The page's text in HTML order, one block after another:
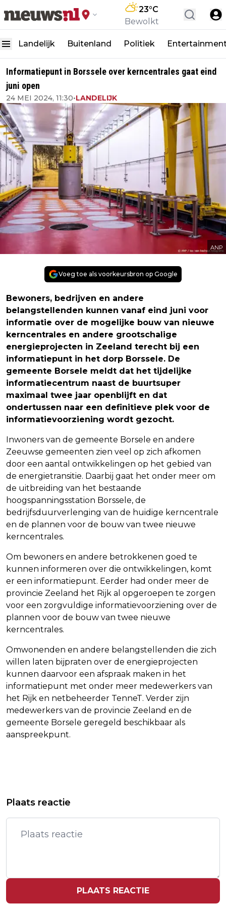
23°C
Bewolkt
Landelijk Buitenland Politiek
Informatiepunt in Borssele over kerncentrales gaat eind
juni open
24 MEI 2024, 11:30•LANDELIJK
ANP
Voeg toe als voorkeursbron op Google
Bewoners, bedrijven en andere
belangstellenden kunnen vanaf eind juni voor
informatie over de mogelijke bouw van nieuwe
kerncentrales en andere grootschalige
energieprojecten in Zeeland terecht bij een
informatiepunt in het dorp Borssele. De
gemeente Borsele meldt dat het tijdelijke
informatiecentrum naast de buurtsuper
maximaal twee jaar openblijft en dat
ondertussen naar een definitieve plek voor de
informatievoorziening wordt gezocht.
Inwoners van de gemeente Borsele en andere
Zeeuwse gemeenten zien veel op zich afkomen
door een aantal ontwikkelingen op het gebied van
de energietransitie. Daarbij gaat het onder meer om
de uitbreiding van het bestaande
hoogspanningsstation Borssele, de
bedrijfsduurverlenging van de huidige kerncentrale
en de plannen voor de bouw van twee nieuwe
kerncentrales.
Om bewoners en andere betrokkenen goed te
kunnen informeren over die ontwikkelingen, komt
er een informatiepunt. Eerder had onder meer de
provincie Zeeland het Rijk al opgeroepen te zorgen
voor een zorgvuldige informatievoorziening over de
plannen voor de bouw van twee nieuwe
kerncentrales.
Omwonenden en andere belangstellenden die zich
willen laten bijpraten over de energieprojecten
kunnen daarvoor een afspraak maken in het
informatiepunt met onder meer medewerkers van
het Rijk en netbeheerder TenneT. Verder zijn
medewerkers van de provincie Zeeland en de
gemeente Borsele geregeld beschikbaar als
aanspreekpunt.
MONA KEIJZER OM BELEDIGING
GEMENGD JUDOTEAM OP WK
UITGESCHAKELD DOOR POLLINGS
ITALIË
Plaats reactie
PLAATS REACTIE